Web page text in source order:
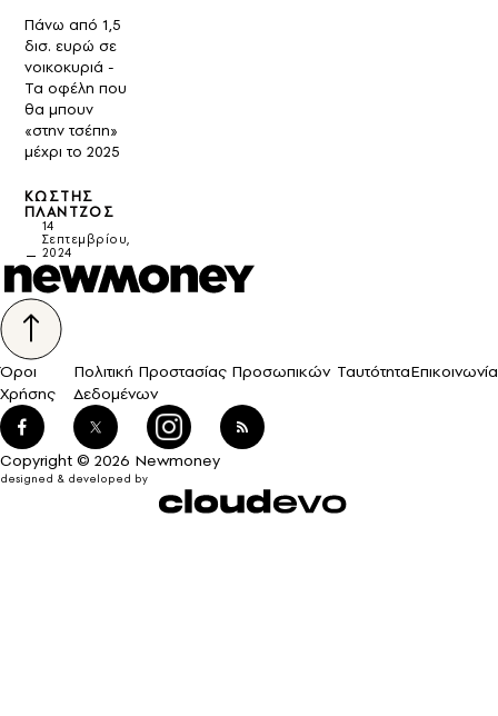
Πάνω από 1,5
δισ. ευρώ σε
νοικοκυριά -
Τα οφέλη που
θα μπουν
«στην τσέπη»
μέχρι το 2025
ΚΩΣΤΉΣ
ΠΛΆΝΤΖΟΣ
14
Σεπτεμβρίου,
2024
Όροι
Χρήσης
Πολιτική Προστασίας Προσωπικών
Δεδομένων
ΤαυτότηταΕπικοινωνία
Copyright © 2026 Newmoney
designed & developed by